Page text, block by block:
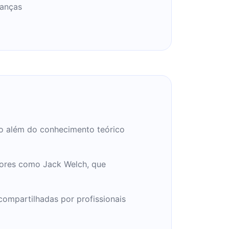
além do conhecimento teórico
como Jack Welch, que
por profissionais